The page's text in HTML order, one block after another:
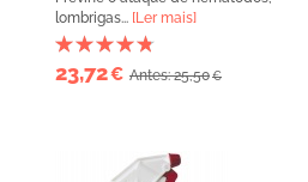
lombrigas... [Ler mais]
23,72€ Antes: 25,50€